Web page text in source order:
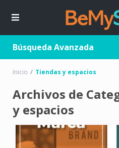
Búsqueda Avanzada
Inicio Tiendas y espacios
Archivos de
y espacios